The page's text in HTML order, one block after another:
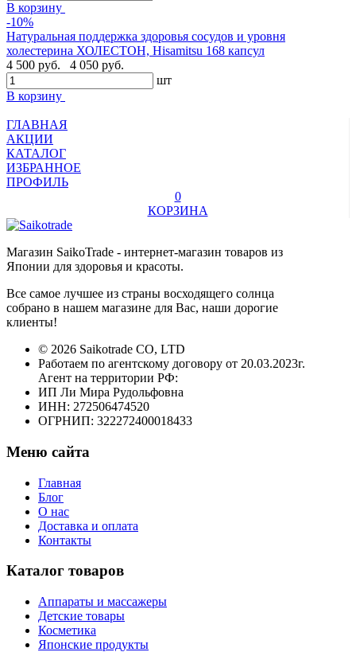
В корзину
-10%
Натуральная поддержка здоровья сосудов и уровня
холестерина ХОЛЕСТОН, Hisamitsu 168 капсул
4 500 руб.
4 050 руб.
шт
В корзину
ГЛАВНАЯ
АКЦИИ
КАТАЛОГ
ИЗБРАННОЕ
ПРОФИЛЬ
0
КОРЗИНА
Магазин SaikoTrade - интернет-магазин товаров из
Японии для здоровья и красоты.
Все самое лучшее из страны восходящего солнца
собрано в нашем магазине для Вас, наши дорогие
клиенты!
© 2026 Saikotrade CO, LTD
Работаем по агентскому договору от 20.03.2023г.
Агент на территории РФ:
ИП Ли Мира Рудольфовна
ИНН: 272506474520
ОГРНИП: 322272400018433
Меню сайта
Главная
Блог
О нас
Доставка и оплата
Контакты
Каталог товаров
Аппараты и массажеры
Детские товары
Косметика
Японские продукты